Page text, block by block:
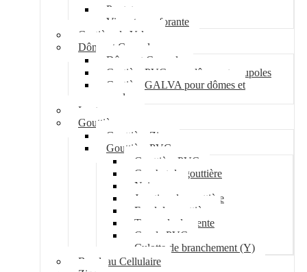
Pontet
Vis auto-perforante
Costière de Velux
Dôme et Coupole
Dôme et Coupole
Costière PVC pour dômes et coupoles
Costière GALVA pour dômes et
coupoles
Lanterneau
Gouttière
Gouttière Zinc
Gouttière PVC
Gouttière PVC
Crochet de gouttière
Naissance
Jonction de gouttière
Fond de gouttière
Tuyau de descente
Coude PVC
Culotte de branchement (Y)
Bandeau Cellulaire